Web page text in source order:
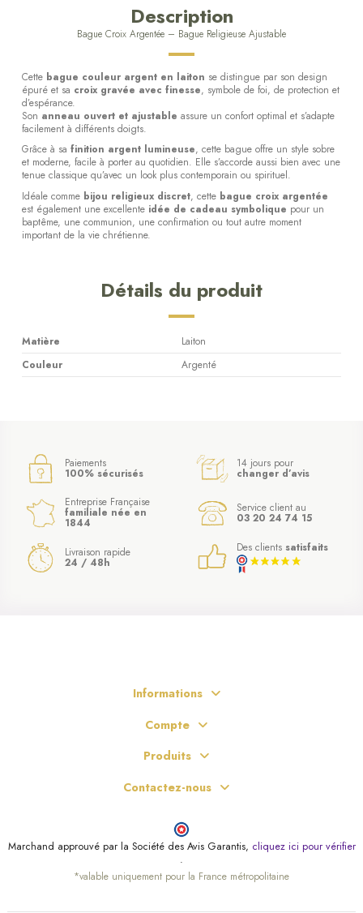
Description
Bague Croix Argentée – Bague Religieuse Ajustable
Cette bague couleur argent en laiton se distingue par son design
épuré et sa croix gravée avec finesse, symbole de foi, de protection et
d’espérance.
Son anneau ouvert et ajustable assure un confort optimal et s’adapte
facilement à différents doigts.
Grâce à sa finition argent lumineuse, cette bague offre un style sobre
et moderne, facile à porter au quotidien. Elle s’accorde aussi bien avec une
tenue classique qu’avec un look plus contemporain ou spirituel.
Idéale comme bijou religieux discret, cette bague croix argentée
est également une excellente idée de cadeau symbolique pour un
baptême, une communion, une confirmation ou tout autre moment
important de la vie chrétienne.
Détails du produit
Matière
Laiton
Couleur
Argenté
Paiements
100% sécurisés
14 jours pour
changer d’avis
Entreprise Française
familiale née en
1844
Service client au
03 20 24 74 15
Livraison rapide
24 / 48h
Des clients satisfaits
Informations
Compte
Produits
Contactez-nous
Marchand approuvé par la Société des Avis Garantis, cliquez ici pour vérifier
.
*valable uniquement pour la France métropolitaine